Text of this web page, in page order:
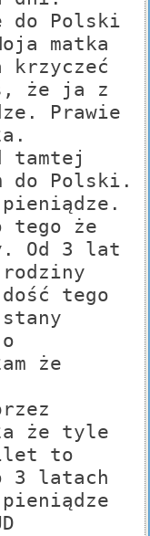
do Polski
matka
krzyczeć
że ja z
Prawie
tamtej
do Polski.
pieniądze.
tego że
Od 3 lat
tego
że
że tyle
to
3 latach